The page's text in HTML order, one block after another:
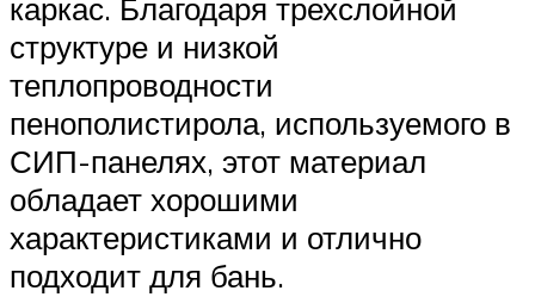
каркас. Благодаря трехслойной
структуре и низкой
теплопроводности
пенополистирола, используемого в
СИП-панелях, этот материал
обладает хорошими
характеристиками и отлично
подходит для бань.